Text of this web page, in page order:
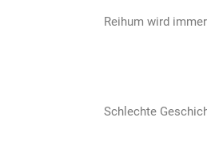
Reihum wird
Schlechte